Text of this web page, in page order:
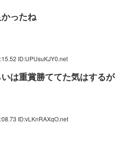
ったね
ID:UPUsuKJY0.net
は重賞勝ててた気はするが
ID:vLKnRAXqO.net